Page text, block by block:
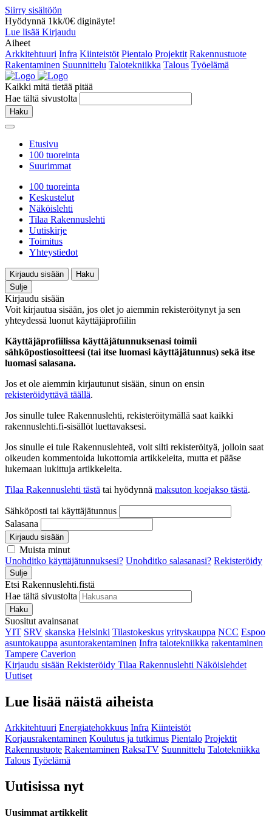
Siirry sisältöön
Hyödynnä 1kk/0€ diginäyte!
Lue lisää Kirjaudu
Aiheet
Arkkitehtuuri Infra Kiinteistöt Pientalo Projektit Rakennustuote
Rakentaminen Suunnittelu Talotekniikka Talous Työelämä
Kaikki mitä tietää pitää
Hae tältä sivustolta
Haku
Etusivu
100 tuoreinta
Suurimmat
100 tuoreinta
Keskustelut
Näköislehti
Tilaa Rakennuslehti
Uutiskirje
Toimitus
Yhteystiedot
Kirjaudu sisään
Haku
Sulje
Kirjaudu sisään
Voit kirjautua sisään, jos olet jo aiemmin rekisteröitynyt ja sen
yhteydessä luonut käyttäjäprofiilin
Käyttäjäprofiilissa käyttäjätunnuksenasi toimii
sähköpostiosoitteesi (tai itse luomasi käyttäjätunnus) sekä itse
luomasi salasana.
Jos et ole aiemmin kirjautunut sisään, sinun on ensin
rekisteröidyttävä täällä.
Jos sinulle tulee Rakennuslehti, rekisteröitymällä saat kaikki
rakennuslehti.fi-sisällöt luettavaksesi.
Jos sinulle ei tule Rakennuslehteä, voit silti rekisteröityä, jolloin saat
oikeuden kommentoida lukottomia artikkeleita, mutta et pääse
lukemaan lukittuja artikkeleita.
Tilaa Rakennuslehti tästä tai hyödynnä maksuton koejakso tästä.
Sähköposti tai käyttäjätunnus
Salasana
Kirjaudu sisään
Muista minut
Unohditko käyttäjätunnuksesi? Unohditko salasanasi? Rekisteröidy
Sulje
Etsi Rakennuslehti.fistä
Hae tältä sivustolta
Haku
Suositut avainsanat
YIT SRV skanska Helsinki Tilastokeskus yrityskauppa NCC Espoo
asuntokauppa asuntorakentaminen Infra talotekniikka rakentaminen
Tampere Caverion
Kirjaudu sisään Rekisteröidy Tilaa Rakennuslehti Näköislehdet
Uutiset
Lue lisää näistä aiheista
Arkkitehtuuri Energiatehokkuus Infra Kiinteistöt
Korjausrakentaminen Koulutus ja tutkimus Pientalo Projektit
Rakennustuote Rakentaminen RaksaTV Suunnittelu Talotekniikka
Talous Työelämä
Uutisissa nyt
Uusimmat artikkelit